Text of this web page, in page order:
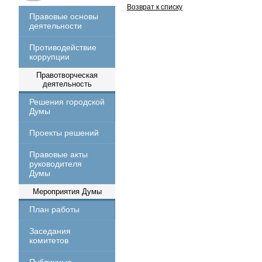
Правовые основы
деятельности
Противодействие
коррупции
Правотворческая
деятельность
Решения городской
Думы
Проекты решений
Правовые акты
руководителя
Думы
Мероприятия Думы
План работы
Заседания
комитетов
Возврат к списку